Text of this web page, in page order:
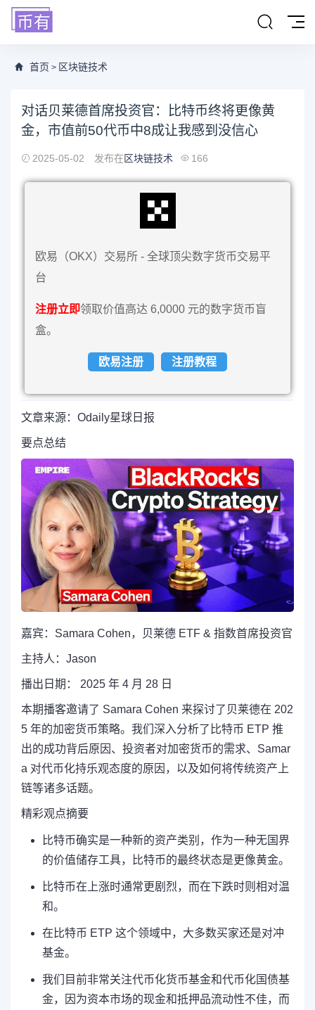
首页 > 区块链技术
对话贝莱德首席投资官：比特币终将更像黄
金，市值前50代币中8成让我感到没信心
2025-05-02 发布在区块链技术 166
欧易（OKX）交易所 - 全球顶尖数字货币交易平
台
注册立即领取价值高达 6,0000 元的数字货币盲
盒。
欧易注册 注册教程
文章来源：Odaily星球日报
要点总结
嘉宾：Samara Cohen，贝莱德 ETF & 指数首席投资官
主持人：Jason
播出日期： 2025 年 4 月 28 日
本期播客邀请了 Samara Cohen 来探讨了贝莱德在 202
5 年的加密货币策略。我们深入分析了比特币 ETP 推
出的成功背后原因、投资者对加密货币的需求、Samar
a 对代币化持乐观态度的原因，以及如何将传统资产上
链等诸多话题。
精彩观点摘要
比特币确实是一种新的资产类别，作为一种无国界
的价值储存工具，比特币的最终状态是更像黄金。
比特币在上涨时通常更剧烈，而在下跌时则相对温
和。
在比特币 ETP 这个领域中，大多数买家还是对冲
基金。
我们目前非常关注代币化货币基金和代币化国债基
金，因为资本市场的现金和抵押品流动性不佳，而